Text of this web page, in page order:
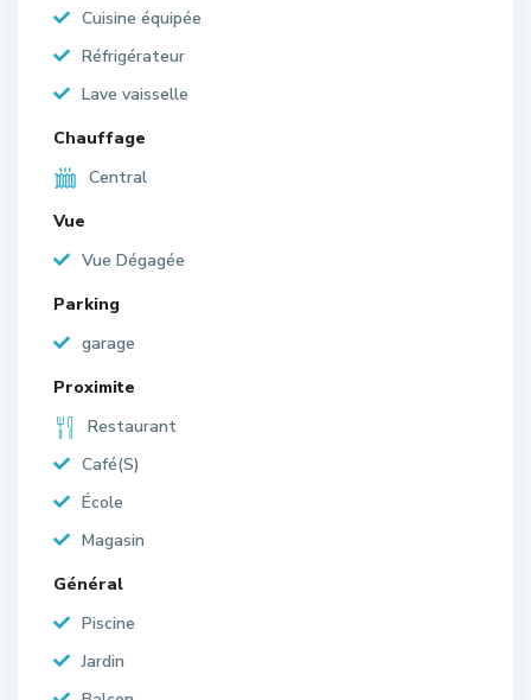
Cuisine équipée
Réfrigérateur
Lave vaisselle
Chauffage
Central
Vue
Vue Dégagée
Parking
garage
Proximite
Restaurant
Café(S)
École
Magasin
Général
Piscine
Jardin